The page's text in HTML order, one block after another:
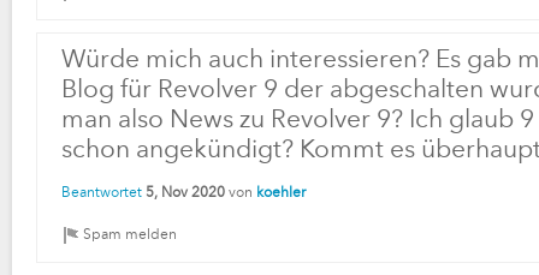
Würde mich auch interessieren? Es gab
Blog für Revolver 9 der abgeschalten
man also News zu Revolver 9? Ich glaub
schon angekündigt? Kommt es
Beantwortet 5, Nov 2020 von koehler